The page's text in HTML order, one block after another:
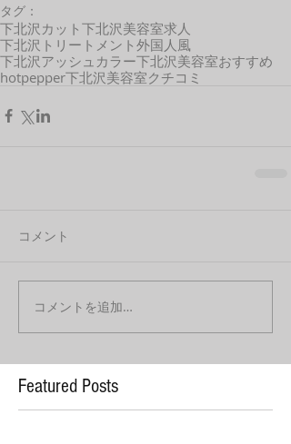
タグ：
下北沢カット 下北沢美容室求人
下北沢トリートメント 外国人風
下北沢アッシュカラー下北沢美容室おすすめ
hotpepper下北沢美容室クチコミ
コメント
コメントを追加…
Featured Posts